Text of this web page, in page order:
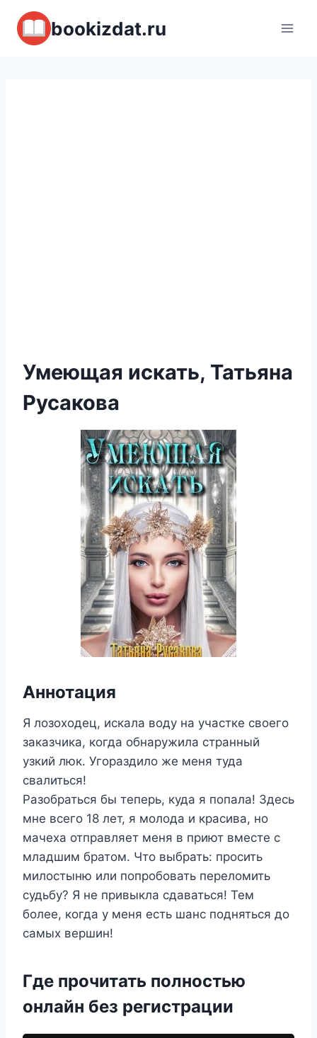
Перейти
содержимому
bookizdat.ru
Умеющая искать, Татьяна
Русакова
Аннотация
Я лозоходец, искала воду на участке своего
заказчика, когда обнаружила странный
узкий люк. Угораздило же меня туда
свалиться!
Разобраться бы теперь, куда я попала! Здесь
мне всего 18 лет, я молода и красива, но
мачеха отправляет меня в приют вместе с
младшим братом. Что выбрать: просить
милостыню или попробовать переломить
судьбу? Я не привыкла сдаваться! Тем
более, когда у меня есть шанс подняться до
самых вершин!
Где прочитать полностью
онлайн без регистрации